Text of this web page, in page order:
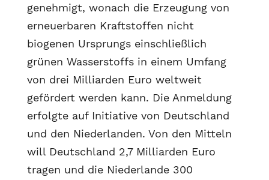
genehmigt, wonach die Erzeugung von
erneuerbaren Kraftstoffen nicht
biogenen Ursprungs einschließlich
grünen Wasserstoffs in einem Umfang
von drei Milliarden Euro weltweit
gefördert werden kann. Die Anmeldung
erfolgte auf Initiative von Deutschland
und den Niederlanden. Von den Mitteln
will Deutschland 2,7 Milliarden Euro
tragen und die Niederlande 300